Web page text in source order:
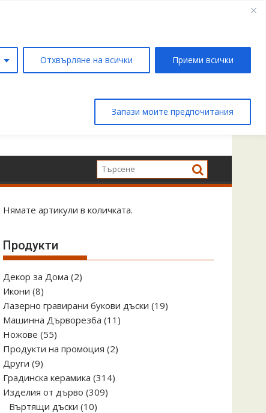
Отхвърляне на всички Приеми всички
Запази моите предпочитания
Нямате артикули в количката.
Продукти
Декор за Дома 22
Икони 88
продукта
Лазерно гравирани букови дъски 1919
Машинна Дърворезба 11 11
Ножове 5555
продукта
Продукти на промоция 22
Други 99
продукта
Градинска керамика 314314
Изделия от дърво 309309
Въртящи дъски 1010